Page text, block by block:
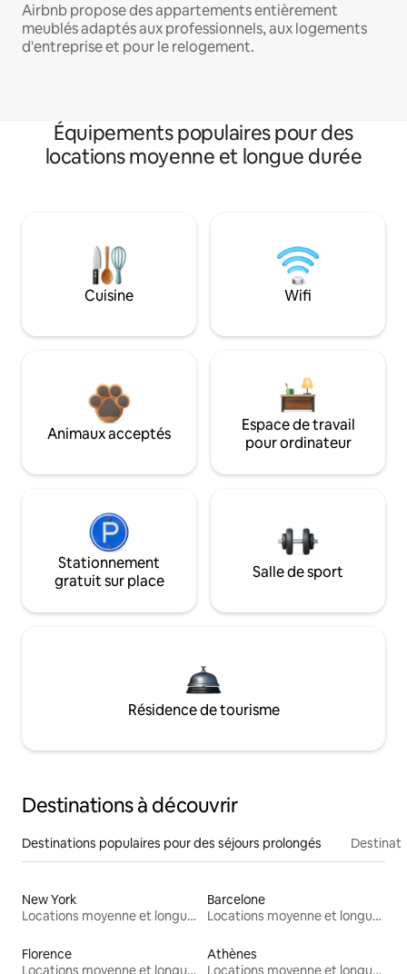
Airbnb propose des appartements entièrement
meublés adaptés aux professionnels, aux logements
d'entreprise et pour le relogement.
Équipements populaires pour des
locations moyenne et longue durée
Cuisine Wifi
Animaux acceptés
Espace de travail
pour ordinateur
Stationnement
gratuit sur place
Salle de sport
Résidence de tourisme
Destinations à découvrir
Destinations populaires pour des séjours prolongés
New York
Locations moyenne et longue durée
Barcelone
Locations moyenne et longue durée
Florence
Locations moyenne et longue durée
Athènes
Locations moyenne et longue durée